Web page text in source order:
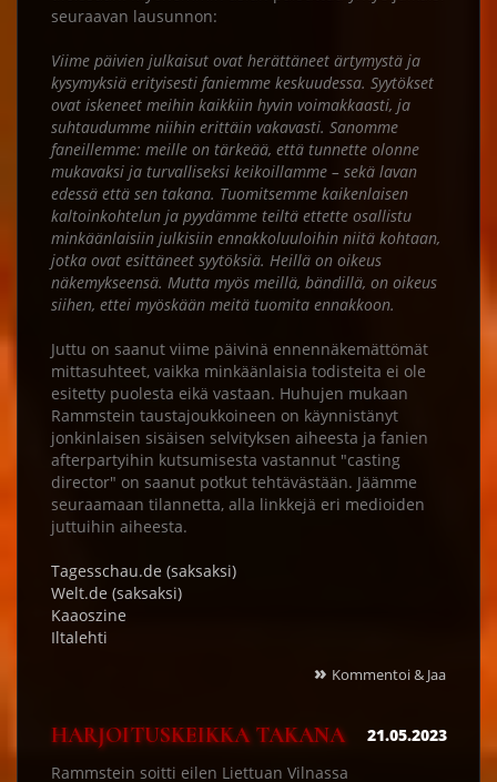
seuraavan lausunnon:
Viime päivien julkaisut ovat herättäneet ärtymystä ja
kysymyksiä erityisesti faniemme keskuudessa. Syytökset
ovat iskeneet meihin kaikkiin hyvin voimakkaasti, ja
suhtaudumme niihin erittäin vakavasti. Sanomme
faneillemme: meille on tärkeää, että tunnette olonne
mukavaksi ja turvalliseksi keikoillamme – sekä lavan
edessä että sen takana. Tuomitsemme kaikenlaisen
kaltoinkohtelun ja pyydämme teiltä ettette osallistu
minkäänlaisiin julkisiin ennakkoluuloihin niitä kohtaan,
jotka ovat esittäneet syytöksiä. Heillä on oikeus
näkemykseensä. Mutta myös meillä, bändillä, on oikeus
siihen, ettei myöskään meitä tuomita ennakkoon.
Juttu on saanut viime päivinä ennennäkemättömät
mittasuhteet, vaikka minkäänlaisia todisteita ei ole
esitetty puolesta eikä vastaan. Huhujen mukaan
Rammstein taustajoukkoineen on käynnistänyt
jonkinlaisen sisäisen selvityksen aiheesta ja fanien
afterpartyihin kutsumisesta vastannut "casting
director" on saanut potkut tehtävästään. Jäämme
seuraamaan tilannetta, alla linkkejä eri medioiden
juttuihin aiheesta.
Tagesschau.de (saksaksi)
Welt.de (saksaksi)
Kaaoszine
Iltalehti
» Kommentoi & Jaa
HARJOITUSKEIKKA TAKANA
21.05.2023
Rammstein soitti eilen Liettuan Vilnassa